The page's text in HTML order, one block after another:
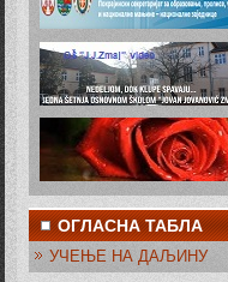
ОГЛАСНА ТАБЛА
УЧЕЊЕ НА ДАЉИНУ